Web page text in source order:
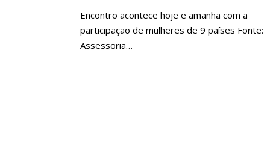
Encontro acontece hoje e amanhã com a
participação de mulheres de 9 países Fonte:
Assessoria…